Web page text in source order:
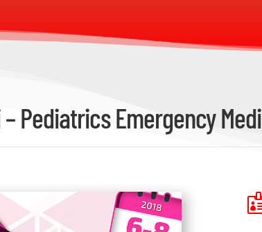
– Pediatrics Emergency